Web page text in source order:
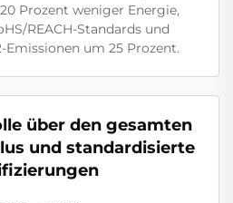
Prozent weniger Energie,
REACH-Standards und
Emissionen um 25 Prozent.
über den gesamten
und standardisierte